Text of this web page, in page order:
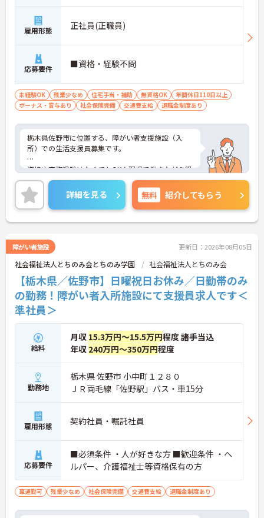
雇用形態 正社員(正職員)
応募要件 ■資格・経験不問
未経験OK 残業少なめ 住宅手当・補助 無資格OK
年間休日110日以上
ボーナス・賞与あり
社会保険完備 交通費支給 退職金制度あり
栃木県佐野市に位置する、障がい者支援施設（入
所）での生活支援員募集です。
資格や実務経験はなくてもOK！現場で働きながら経
験を積んでいくことができます。
日勤帯のみのお仕事ですので、ご家庭をお持ちの方
も働きやすい勤務時間でオススメです♪
詳細をお話しいたしますのでお気軽にご相談くださ
い。
詳細を見る 無料 紹介してもらう
障がい者施設 更新日：2026年08月05日
社会福祉法人とちのみ会とちのみ学園 社会福祉法人とちのみ会
【栃木県／佐野市】日曜祝日お休み／日勤帯のみ
の勤務！障がい者入所施設にて支援員求人です＜
準社員＞
給料
月収 15.3万円～15.5万円程度 諸手当込
年収 240万円～350万円程度
勤務地
栃木県 佐野市 小中町１２８０
ＪＲ両毛線「佐野駅」バス・車15分
雇用形態 契約社員・嘱託社員
応募要件
■必須条件 ・人が好きな方 ■歓迎条件 ・ヘ
ルパー、介護福祉士等資格保有の方
車通勤可 残業少なめ 社会保険完備 交通費支給 退職金制度あり